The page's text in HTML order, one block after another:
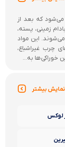
می‌شود که بعد از
زمینی، پسته،
این مواد
چرب غیراشباع،
خوراکی‌ها به...
نمایش بیشتر
لوکس